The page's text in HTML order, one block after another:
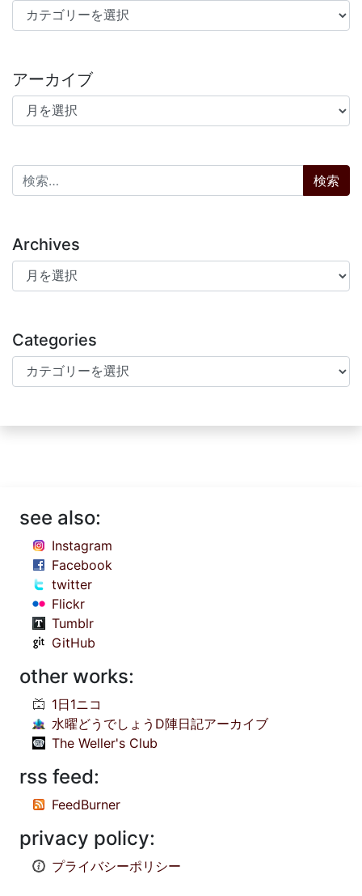
カテゴリー
アーカイブ
アーカイブ
検索:
Archives
Archives
Categories
Categories
see also:
Instagram
Facebook
twitter
Flickr
Tumblr
GitHub
other works:
1日1ニコ
水曜どうでしょうD陣日記アーカイブ
The Weller's Club
rss feed:
FeedBurner
privacy policy:
プライバシーポリシー